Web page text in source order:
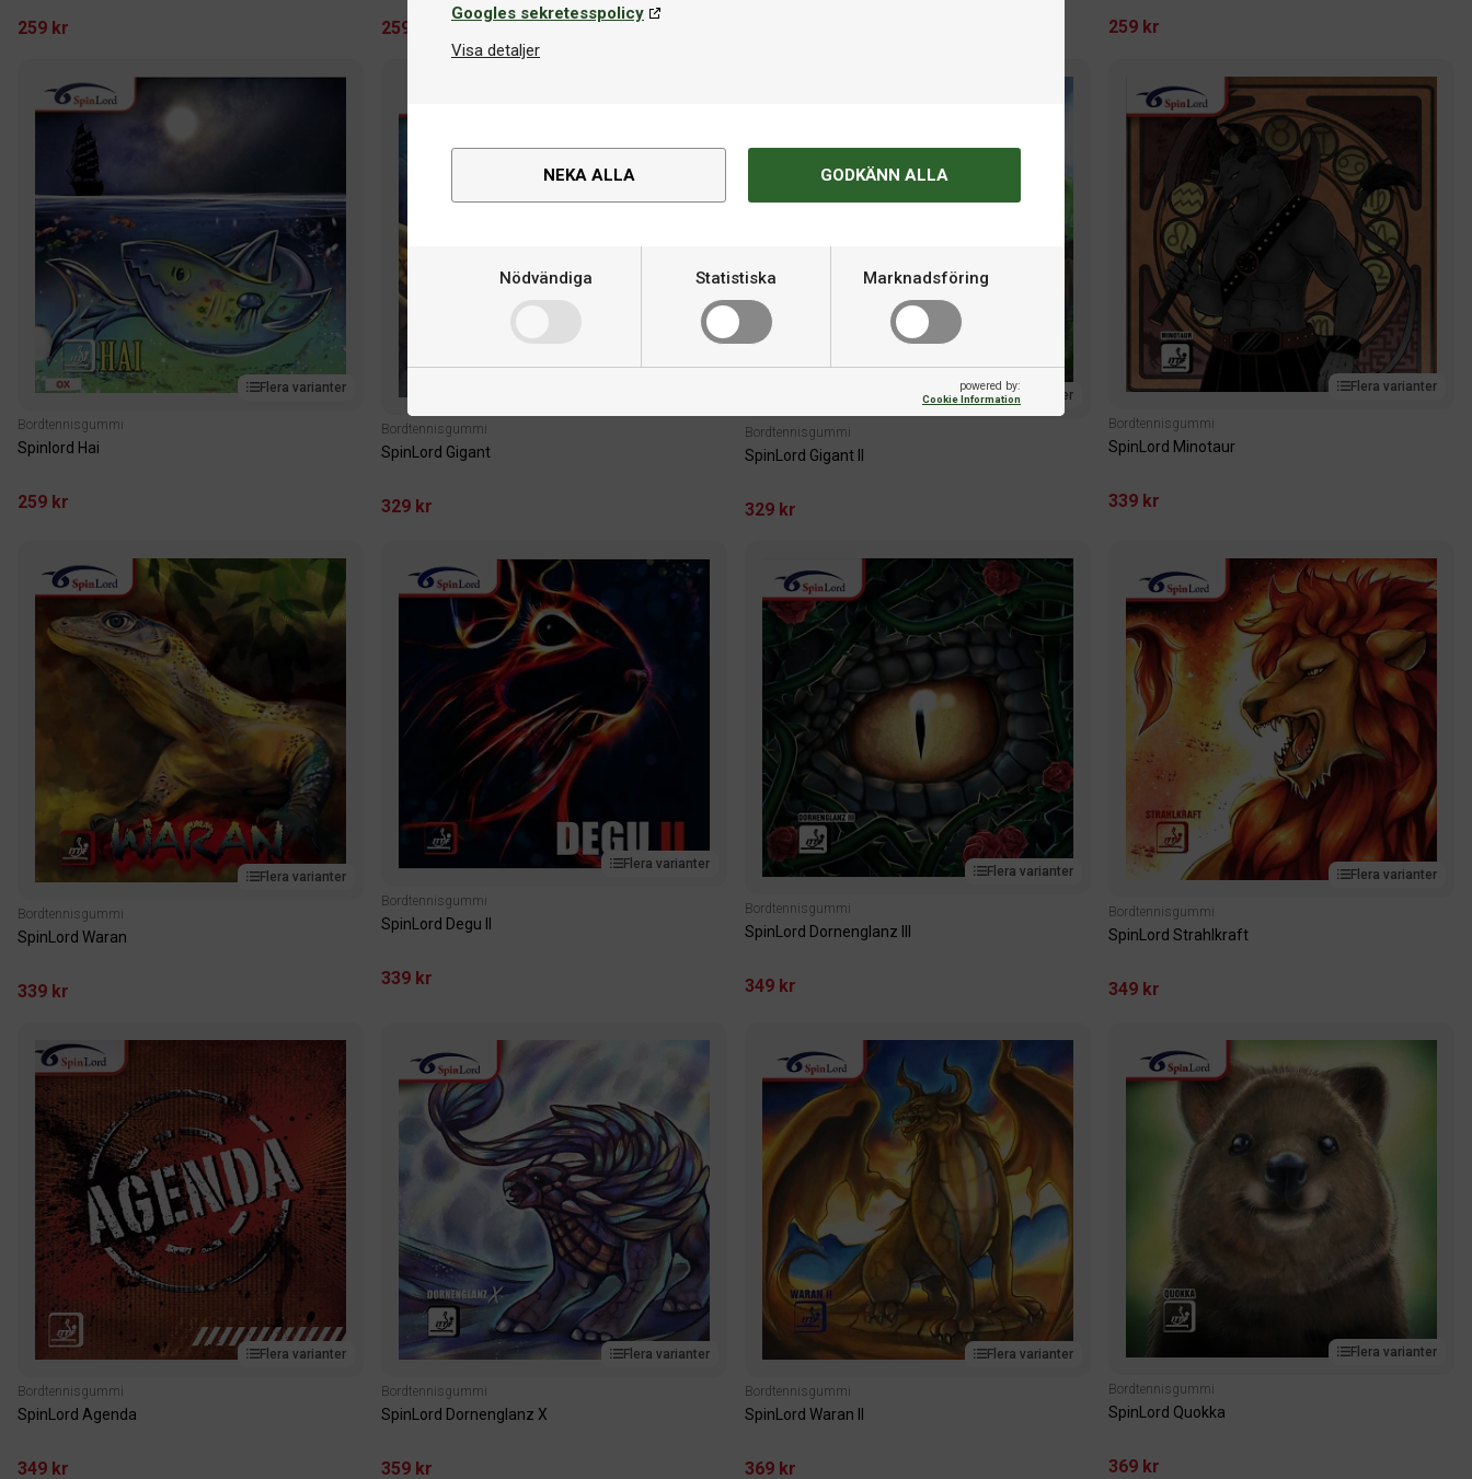
Googles sekretesspolicy
Visa detaljer
NEKA ALLA GODKÄNN ALLA
Nödvändiga Statistiska Marknadsföring
powered by:
Cookie Information
259 kr 259 kr 259 kr
Flera varianter
Bordtennisgummi
Spinlord Hai
259 kr
Bordtennisgummi
SpinLord Gigant
329 kr
Flera varianter
Bordtennisgummi
SpinLord Gigant II
329 kr
Flera varianter
Bordtennisgummi
SpinLord Minotaur
339 kr
Flera varianter
Bordtennisgummi
SpinLord Waran
339 kr
Flera varianter
Bordtennisgummi
SpinLord Degu II
339 kr
Flera varianter
Bordtennisgummi
SpinLord Dornenglanz III
349 kr
Flera varianter
Bordtennisgummi
SpinLord Strahlkraft
349 kr
Flera varianter
Bordtennisgummi
SpinLord Agenda
349 kr
Flera varianter
Bordtennisgummi
SpinLord Dornenglanz X
359 kr
Flera varianter
Bordtennisgummi
SpinLord Waran II
369 kr
Flera varianter
Bordtennisgummi
SpinLord Quokka
369 kr